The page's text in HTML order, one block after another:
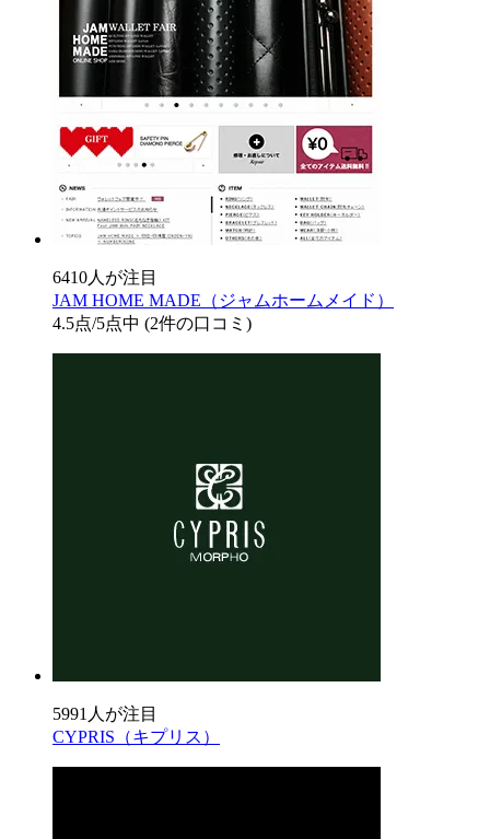
6410人が注目
JAM HOME MADE（ジャムホームメイド）
4.5点/5点中 (2件の口コミ)
5991人が注目
CYPRIS（キプリス）